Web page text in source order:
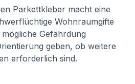
Parkettkleber macht eine
Wohnraumgifte
Gefährdung
geben, ob weitere
erforderlich sind.